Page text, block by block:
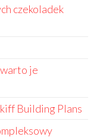
czekoladek
je
Building Plans